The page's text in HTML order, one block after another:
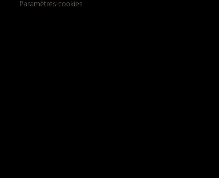
Paramètres cookies